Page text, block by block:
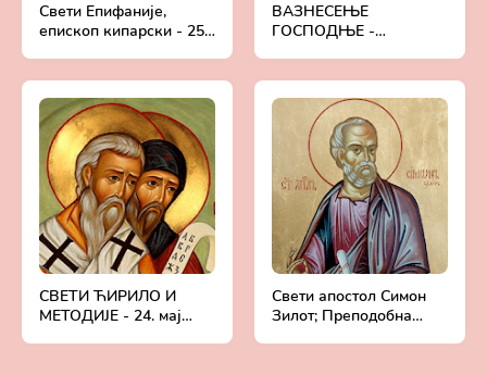
Свети Епифаније,
епископ кипарски - 25.
ВАЗНЕСЕЊЕ
ГОСПОДЊЕ -
СВЕТИ ЋИРИЛО И
МЕТОДИЈЕ - 24. мај
Свети апостол Симон
Зилот; Преподобна